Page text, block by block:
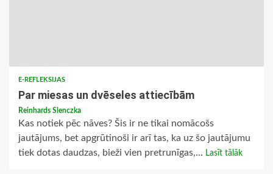
E-REFLEKSIJAS
Par miesas un dvēseles attiecībām
Reinhards Slenczka
Kas notiek pēc nāves? Šis ir ne tikai nomācošs
jautājums, bet apgrūtinoši ir arī tas, ka uz šo jautājumu
tiek dotas daudzas, bieži vien pretrunīgas,... Lasīt tālāk